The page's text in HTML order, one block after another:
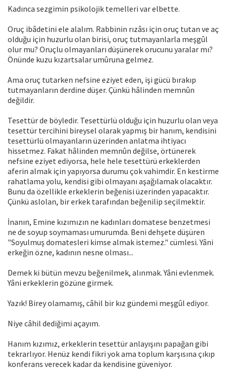
Kadınca sezgimin psikolojik temelleri var elbette.
Oruç ibâdetini ele alalım. Rabbinin rızâsı için oruç tutan ve aç
olduğu için huzurlu olan birisi, oruç tutmayanlarla meşgûl
olur mu? Oruçlu olmayanları düşünerek orucunu yaralar mı?
Önünde kuzu kızartsalar umûruna gelmez.
Ama oruç tutarken nefsine eziyet eden, işi gücü bırakıp
tutmayanların derdine düşer. Çünkü hâlinden memnûn
değildir.
Tesettür de böyledir. Tesettürlü olduğu için huzurlu olan veya
tesettür tercihini bireysel olarak yapmış bir hanım, kendisini
tesettürlü olmayanların üzerinden anlatma ihtiyacı
hissetmez. Fakat hâlinden memnûn değilse, örtünerek
nefsine eziyet ediyorsa, hele hele tesettürü erkeklerden
aferin almak için yapıyorsa durumu çok vahimdir. En kestirme
rahatlama yolu, kendisi gibi olmayanı aşağılamak olacaktır.
Bunu da özellikle erkeklerin beğenisi üzerinden yapacaktır.
Çünkü aslolan, bir erkek tarafından beğenilip seçilmektir.
İnanın, Emine kızımızın ne kadınları domatese benzetmesi
ne de soyup soymaması umurumda. Beni dehşete düşüren
"Soyulmuş domatesleri kimse almak istemez." cümlesi. Yâni
erkeğin özne, kadının nesne olması...
Demek ki bütün mevzu beğenilmek, alınmak. Yâni evlenmek.
Yâni erkeklerin gözüne girmek.
Yazık! Birey olamamış, câhil bir kız gündemi meşgûl ediyor.
Niye câhil dediğimi açayım.
Hanım kızımız, erkeklerin tesettür anlayışını papağan gibi
tekrarlıyor. Henüz kendi fikri yok ama toplum karşısına çıkıp
konferans verecek kadar da kendisine güveniyor.